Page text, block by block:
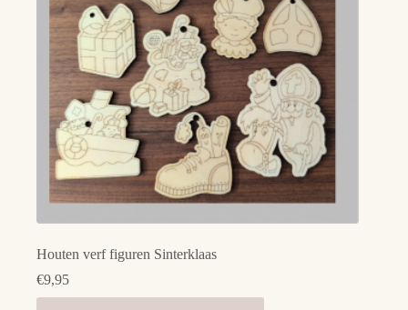
Houten verf figuren Sinterklaas
€9,95